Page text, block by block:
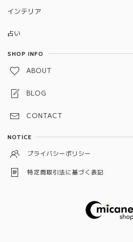
守り本尊 水晶守り絵
予祝お守り
龍神守り
ワックスサシェ
狐守り
バック
インテリア
占い
タロットカード
SHOP INFO
ABOUT
BLOG
CONTACT
NOTICE
プライバシーポリシー
特定商取引法に基づく表記